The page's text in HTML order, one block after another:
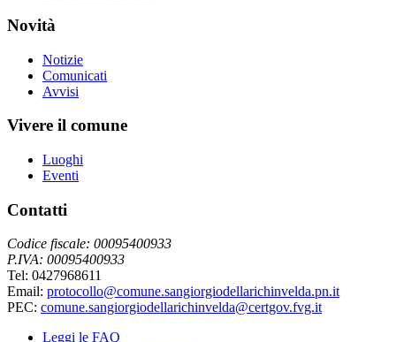
Novità
Notizie
Comunicati
Avvisi
Vivere il comune
Luoghi
Eventi
Contatti
Codice fiscale: 00095400933
P.IVA: 00095400933
Tel: 0427968611
Email: protocollo@comune.sangiorgiodellarichinvelda.pn.it
PEC: comune.sangiorgiodellarichinvelda@certgov.fvg.it
Leggi le FAQ